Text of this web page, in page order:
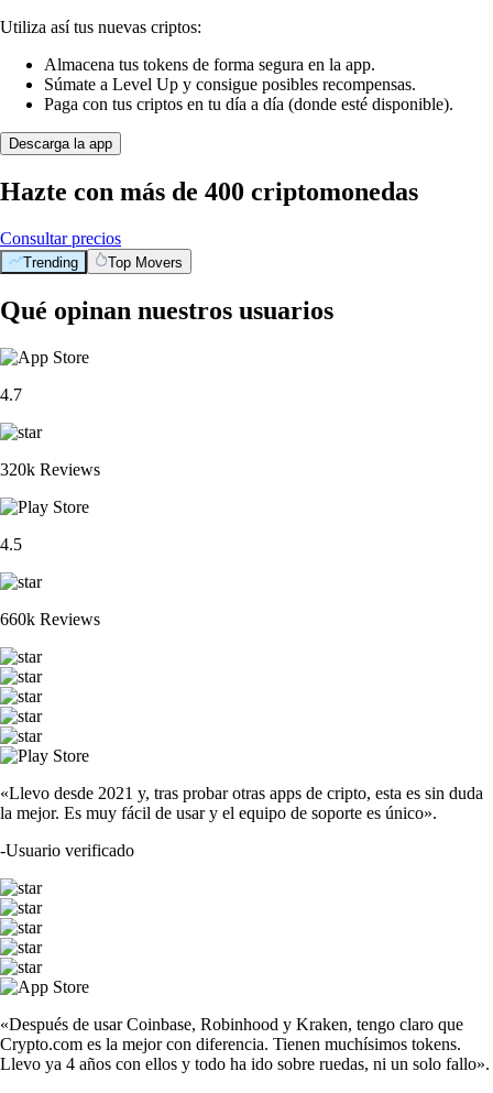
Utiliza así tus nuevas criptos:
Almacena tus tokens de forma segura en la app.
Súmate a Level Up y consigue posibles recompensas.
Paga con tus criptos en tu día a día (donde esté disponible).
Descarga la app
Hazte con más de 400 criptomonedas
Consultar precios
Trending Top Movers
Qué opinan nuestros usuarios
4.7
320k Reviews
4.5
660k Reviews
«Llevo desde 2021 y, tras probar otras apps de cripto, esta es sin duda
la mejor. Es muy fácil de usar y el equipo de soporte es único».
-Usuario verificado
«Después de usar Coinbase, Robinhood y Kraken, tengo claro que
Crypto.com es la mejor con diferencia. Tienen muchísimos tokens.
Llevo ya 4 años con ellos y todo ha ido sobre ruedas, ni un solo fallo».